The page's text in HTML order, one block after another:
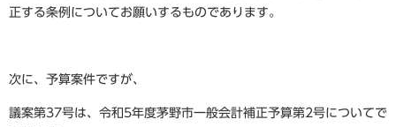
正する条例についてお願いするものであります。
次に、予算案件ですが、
議案第37号は、令和5年度茅野市一般会計補正予算第2号についてで